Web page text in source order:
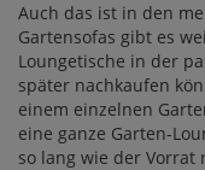
Auch das ist in den
Gartensofas gibt es
Loungetische in der
später nachkaufen
einem einzelnen
eine ganze Garten-
so lang wie der Vorrat